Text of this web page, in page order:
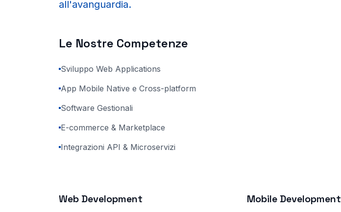
all'avanguardia.
Le Nostre Competenze
Sviluppo Web Applications
App Mobile Native e Cross-platform
Software Gestionali
E-commerce & Marketplace
Integrazioni API & Microservizi
Web Development Mobile Development